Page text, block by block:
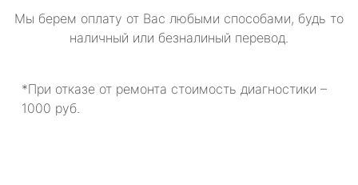
Мы берем оплату от Вас любыми способами, будь то
наличный или безналиный перевод.
*При отказе от ремонта стоимость диагностики –
1000 руб.